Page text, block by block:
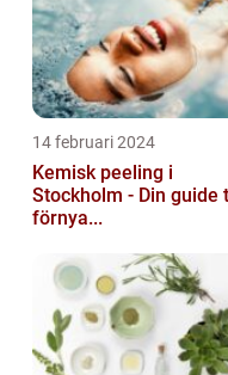
14 februari 2024
Kemisk peeling i
Stockholm - Din guide
förnya...